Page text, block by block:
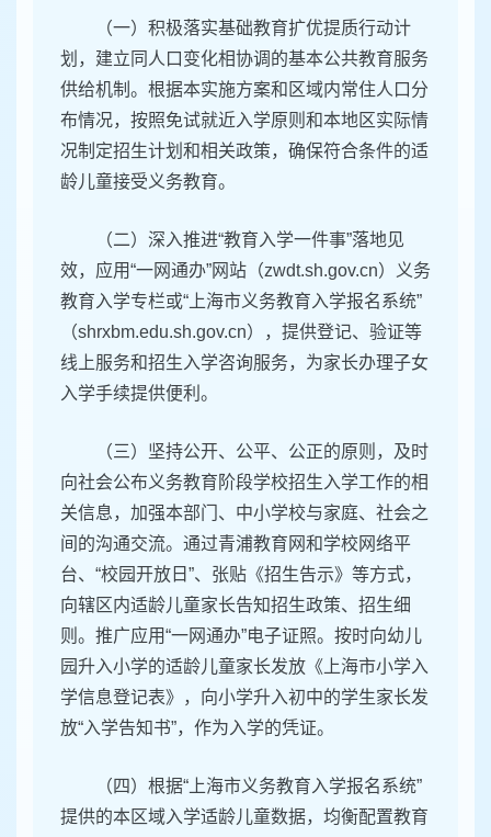
（一）积极落实基础教育扩优提质行动计
划，建立同人口变化相协调的基本公共教育服务
供给机制。根据本实施方案和区域内常住人口分
布情况，按照免试就近入学原则和本地区实际情
况制定招生计划和相关政策，确保符合条件的适
龄儿童接受义务教育。
（二）深入推进“教育入学一件事”落地见
效，应用“一网通办”网站（zwdt.sh.gov.cn）义务
教育入学专栏或“上海市义务教育入学报名系统”
（shrxbm.edu.sh.gov.cn），提供登记、验证等
线上服务和招生入学咨询服务，为家长办理子女
入学手续提供便利。
（三）坚持公开、公平、公正的原则，及时
向社会公布义务教育阶段学校招生入学工作的相
关信息，加强本部门、中小学校与家庭、社会之
间的沟通交流。通过青浦教育网和学校网络平
台、“校园开放日”、张贴《招生告示》等方式，
向辖区内适龄儿童家长告知招生政策、招生细
则。推广应用“一网通办”电子证照。按时向幼儿
园升入小学的适龄儿童家长发放《上海市小学入
学信息登记表》，向小学升入初中的学生家长发
放“入学告知书”，作为入学的凭证。
（四）根据“上海市义务教育入学报名系统”
提供的本区域入学适龄儿童数据，均衡配置教育